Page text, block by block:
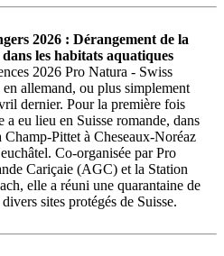
2026 : Dérangement de la
les habitats aquatiques
2026 Pro Natura - Swiss
allemand, ou plus simplement
dernier. Pour la première fois
a eu lieu en Suisse romande, dans
Pittet à Cheseaux-Noréaz
Co-organisée par Pro
Cariçaie (AGC) et la Station
elle a réuni une quarantaine de
sites protégés de Suisse.